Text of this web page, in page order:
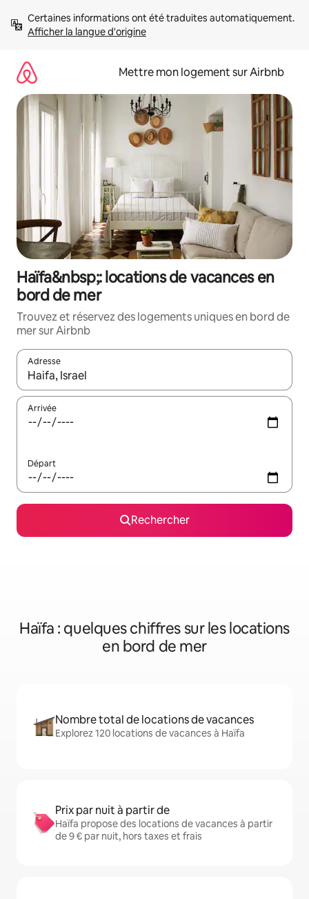
directement
Afficher la langue d'origine
Mettre mon logement sur Airbnb
Haïfa&nbsp;: locations de vacances en
bord de mer
Trouvez et réservez des logements uniques en bord de
mer sur Airbnb
Adresse
Lorsque les résultats s'affichent, utilisez les flèches vers le
Arrivée
Départ
Rechercher
Haïfa : quelques chiffres sur les locations
en bord de mer
Nombre total de locations de vacances
Explorez 120 locations de vacances à Haïfa
Prix par nuit à partir de
Haïfa propose des locations de vacances à partir
de 9 € par nuit, hors taxes et frais